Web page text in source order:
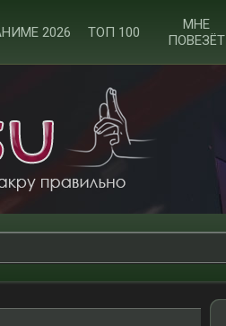
2026 ТОП 100
МНЕ
ПОВЕЗЁТ